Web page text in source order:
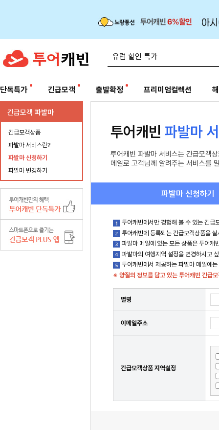
단독특가 긴급모객 출발확정 프리미엄컬렉션
긴급모객 파발마
긴급모객상품
파발마 서비스란?
파발마 신청하기
파발마 변경하기
투어캐빈 파발마
투어캐빈 파발마 서비스는 긴급모객
메일로 고객님께 알려주는 서비스를
파발마 신청하기
투어캐빈에서만 경험해 볼 수 있는 긴급
투어캐빈에 등록되는 긴급모객상품을
파발마 메일에 있는 모든 상품은 투어캐
파발마의 여행지역 설정을 변경하시고
투어캐빈에서 제공하는 파발마 메일에
※ 양질의 정보를 담고 있는 투어캐빈 긴급
별명
이메일주소
긴급모객상품 지역설정